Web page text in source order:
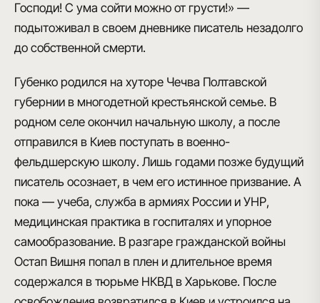
Господи! С ума сойти можно от грусти!» —
подытоживал в своем дневнике писатель незадолго
до собственной смерти.
Губенко родился на хуторе Чечва Полтавской
губернии в многодетной крестьянской семье. В
родном селе окончил начальную школу, а после
отправился в Киев поступать в военно-
фельдшерскую школу. Лишь годами позже будущий
писатель осознает, в чем его истинное призвание. А
пока — учеба, служба в армиях России и УНР,
медицинская практика в госпиталях и упорное
самообразование. В разгаре гражданской войны
Остап Вишня попал в плен и длительное время
содержался в тюрьме НКВД в Харькове. После